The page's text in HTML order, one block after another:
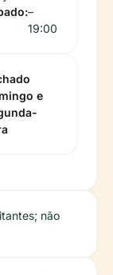
–
19:00
e
não